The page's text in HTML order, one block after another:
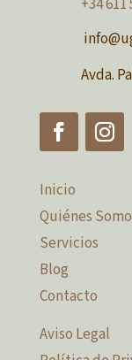
+34 611
Avda.
Inicio
Quiénes
Servicios
Blog
Contacto
Aviso Legal